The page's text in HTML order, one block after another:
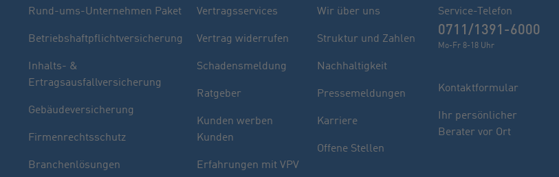
Finden Sie Ihren Berater
Sie haben noch Fragen oder möchten sich
indivuell beraten lassen.
Rund-ums-Unternehmen Paket
Betriebshaftpflichtversicherung
Inhalts- &
Ertragsausfallversicherung
Gebäudeversicherung
Firmenrechtsschutz
Branchenlösungen
Vertragsservices
Vertrag widerrufen
Schadensmeldung
Ratgeber
Kunden werben
Kunden
Erfahrungen mit VPV
Wir über uns
Struktur und Zahlen
Nachhaltigkeit
Pressemeldungen
Karriere
Offene Stellen
Service-Telefon
0711/1391-6000
Mo-Fr 8-18 Uhr
Kontaktformular
Ihr persönlicher
Berater vor Ort